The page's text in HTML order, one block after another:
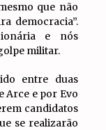
que não
democracia”.
e nós
militar.
entre duas
Arce e por Evo
candidatos
se realizarão